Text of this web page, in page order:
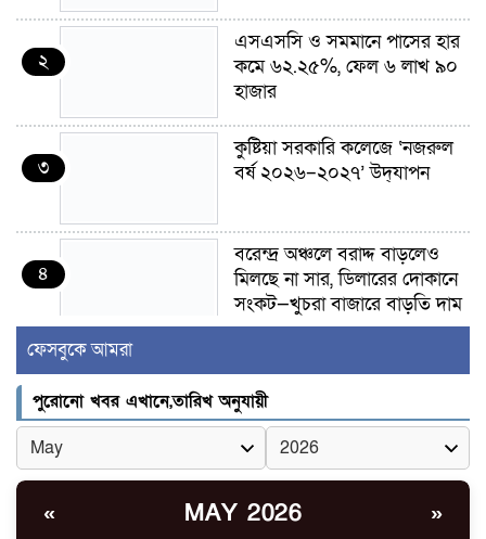
২
এসএসসি ও সমমানে পাসের হার
কমে ৬২.২৫%, ফেল ৬ লাখ ৯০
হাজার
৩
কুষ্টিয়া সরকারি কলেজে ‘নজরুল
বর্ষ ২০২৬–২০২৭’ উদ্‌যাপন
৪
বরেন্দ্র অঞ্চলে বরাদ্দ বাড়লেও
মিলছে না সার, ডিলারের দোকানে
সংকট—খুচরা বাজারে বাড়তি দাম
৫
ল্যান্ডমাইন, ৫ টুলবক্স; এলাকায়
চাঞ্চল্য
৬
গাংনী সীমান্তে নারী-পুরুষসহ ৫
বিএসএফের, বিজিবির প্রতিরোধে
ফেসবুকে আমরা
পুরোনো খবর এখানে,তারিখ অনুযায়ী
« MAY 2026 »